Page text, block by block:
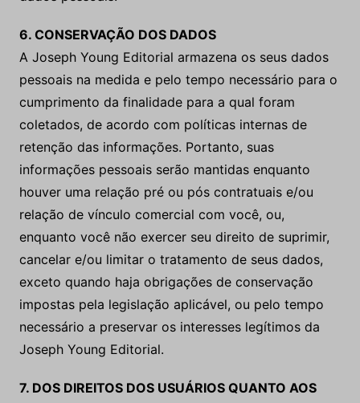
6. CONSERVAÇÃO DOS DADOS
A Joseph Young Editorial armazena os seus dados
pessoais na medida e pelo tempo necessário para o
cumprimento da finalidade para a qual foram
coletados, de acordo com políticas internas de
retenção das informações. Portanto, suas
informações pessoais serão mantidas enquanto
houver uma relação pré ou pós contratuais e/ou
relação de vínculo comercial com você, ou,
enquanto você não exercer seu direito de suprimir,
cancelar e/ou limitar o tratamento de seus dados,
exceto quando haja obrigações de conservação
impostas pela legislação aplicável, ou pelo tempo
necessário a preservar os interesses legítimos da
Joseph Young Editorial.
7. DOS DIREITOS DOS USUÁRIOS QUANTO AOS